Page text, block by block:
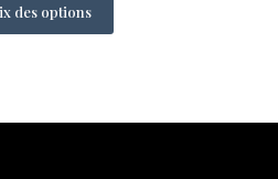
des options